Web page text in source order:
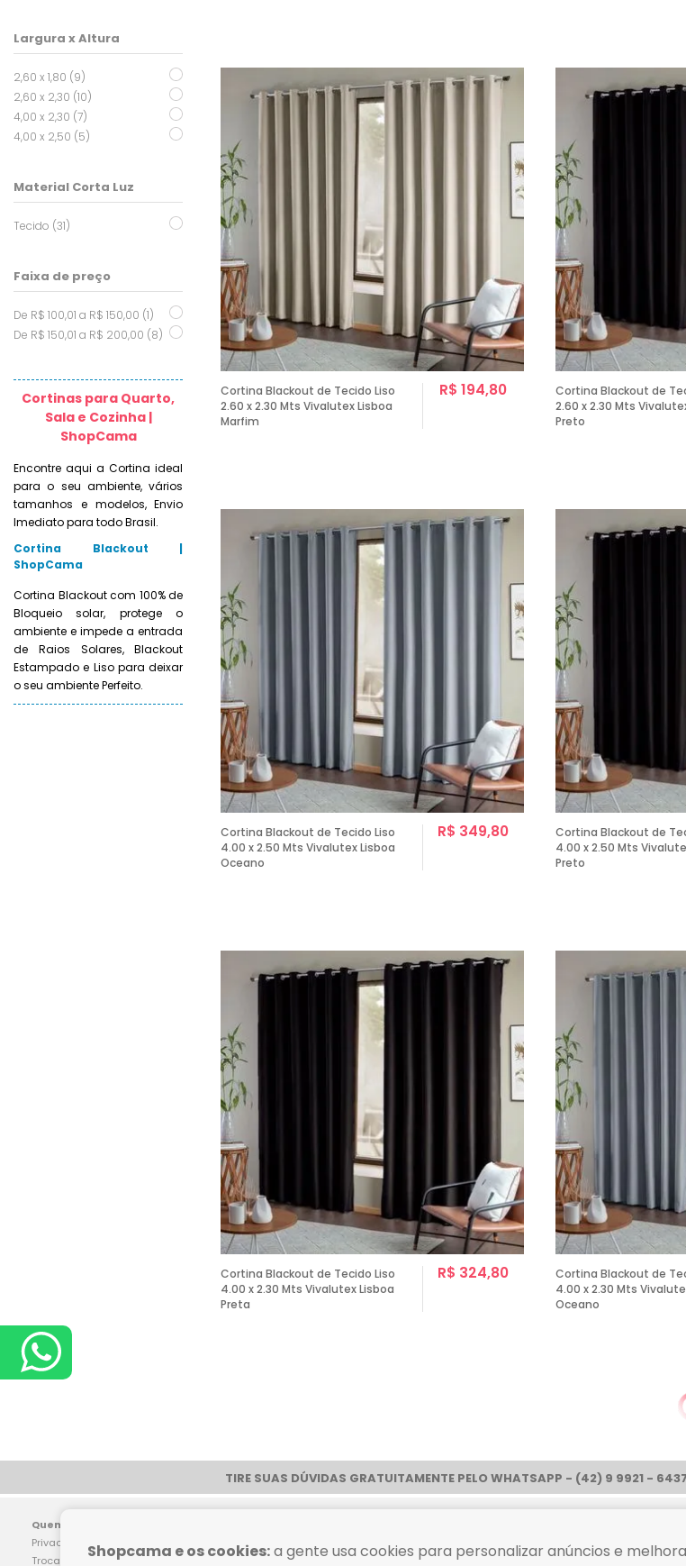
Largura x Altura
2,60 x 1,80 (9)
2,60 x 2,30 (10)
4,00 x 2,30 (7)
4,00 x 2,50 (5)
Material Corta Luz
Tecido (31)
Faixa de preço
De R$ 100,01 a R$ 150,00 (1)
De R$ 150,01 a R$ 200,00 (8)
Cortinas para Quarto,
Sala e Cozinha |
ShopCama
Encontre aqui a Cortina ideal
para o seu ambiente, vários
tamanhos e modelos, Envio
Imediato para todo Brasil.
Cortina Blackout |
ShopCama
Cortina Blackout com 100% de
Bloqueio solar, protege o
ambiente e impede a entrada
de Raios Solares, Blackout
Estampado e Liso para deixar
o seu ambiente Perfeito.
Cortina Blackout de Tecido Liso
2.60 x 2.30 Mts Vivalutex Lisboa
Marfim
R$ 194,80
Cortina Blackout de
2.60 x 2.30 Mts
Preto
Cortina Blackout de Tecido Liso
4.00 x 2.50 Mts Vivalutex Lisboa
Oceano
R$ 349,80
Cortina Blackout de
4.00 x 2.50 Mts
Preto
Cortina Blackout de Tecido Liso
4.00 x 2.30 Mts Vivalutex Lisboa
Preta
R$ 324,80
Cortina Blackout de
4.00 x 2.30 Mts
Oceano
TIRE SUAS DÚVIDAS GRATUITAMENTE PELO WHATSAPP - (42) 9 9921 - 6437
Quem Somos
Privacidade
Trocas e Devoluções
Como Comprar
Política de Frete
Shopcama e os cookies:a gente usa cookies para personalizar anúncios e